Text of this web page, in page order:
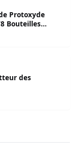
Protoxyde
Bouteilles
des